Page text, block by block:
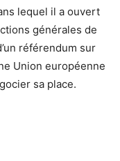
lequel il a ouvert
générales de
référendum sur
Union européenne
sa place.